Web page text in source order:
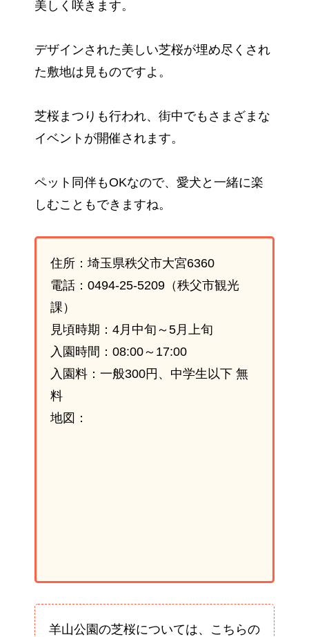
美しく咲きます。
デザインされた美しい芝桜が埋め尽くされ
た敷地は見ものですよ。
芝桜まつりも行われ、街中でもさまざまな
イベントが開催されます。
ペット同伴もOKなので、愛犬と一緒に楽
しむこともできますね。
住所：埼玉県秩父市大宮6360
電話：0494-25-5209（秩父市観光
課）
見頃時期：4月中旬～5月上旬
入園時間：08:00～17:00
入園料：一般300円、中学生以下 無
料
地図：
羊山公園の芝桜については、こちらの